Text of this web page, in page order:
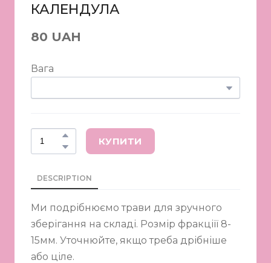
КАЛЕНДУЛА
80 UAH
Вага
КУПИТИ
DESCRIPTION
Ми подрібнюємо трави для зручного
зберігання на складі. Розмір фракціїї 8-
15мм. Уточнюйте, якщо треба дрібніше
або ціле.